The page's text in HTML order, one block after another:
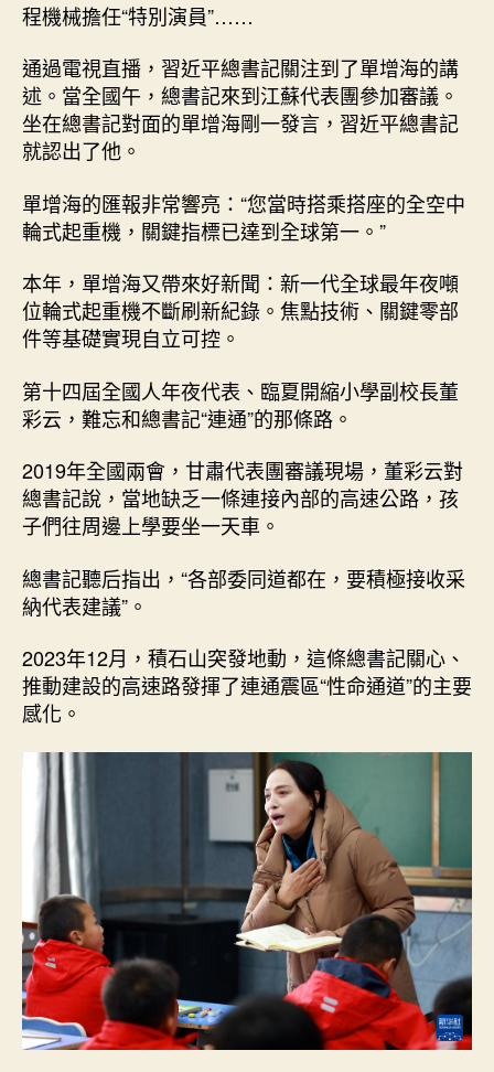
程機械擔任“特別演員”……
通過電視直播，習近平總書記關注到了單增海的講
述。當全國午，總書記來到江蘇代表團參加審議。
坐在總書記對面的單增海剛一發言，習近平總書記
就認出了他。
單增海的匯報非常響亮：“您當時搭乘搭座的全空中
輪式起重機，關鍵指標已達到全球第一。”
本年，單增海又帶來好新聞：新一代全球最年夜噸
位輪式起重機不斷刷新紀錄。焦點技術、關鍵零部
件等基礎實現自立可控。
第十四屆全國人年夜代表、臨夏開縮小學副校長董
彩云，難忘和總書記“連通”的那條路。
2019年全國兩會，甘肅代表團審議現場，董彩云對
總書記說，當地缺乏一條連接內部的高速公路，孩
子們往周邊上學要坐一天車。
總書記聽后指出，“各部委同道都在，要積極接收采
納代表建議”。
2023年12月，積石山突發地動，這條總書記關心、
推動建設的高速路發揮了連通震區“性命通道”的主要
感化。